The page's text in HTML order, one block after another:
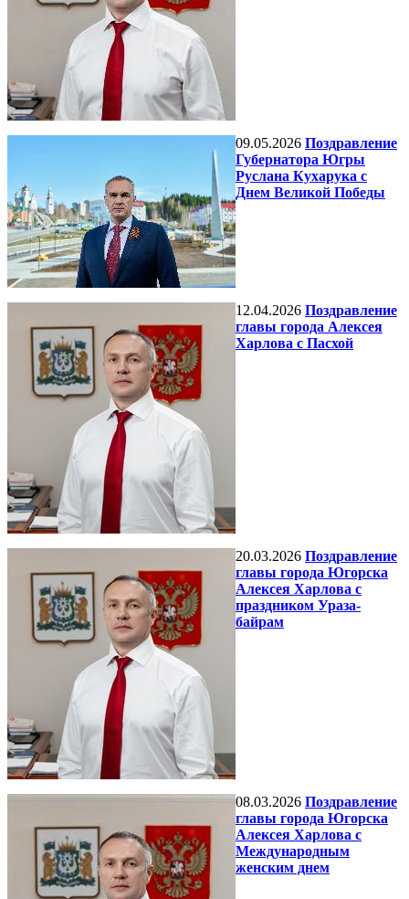
09.05.2026 Поздравление
Губернатора Югры
Руслана Кухарука с
Днем Великой Победы
12.04.2026 Поздравление
главы города Алексея
Харлова с Пасхой
20.03.2026 Поздравление
главы города Югорска
Алексея Харлова с
праздником Ураза-
байрам
08.03.2026 Поздравление
главы города Югорска
Алексея Харлова с
Международным
женским днем